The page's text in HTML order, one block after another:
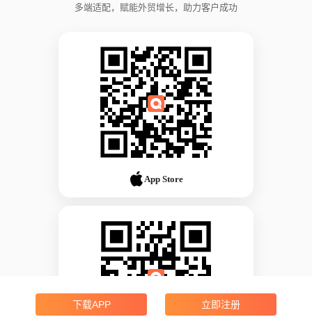
多端适配，赋能外贸增长，助力客户成功
App Store
下载APP 立即注册